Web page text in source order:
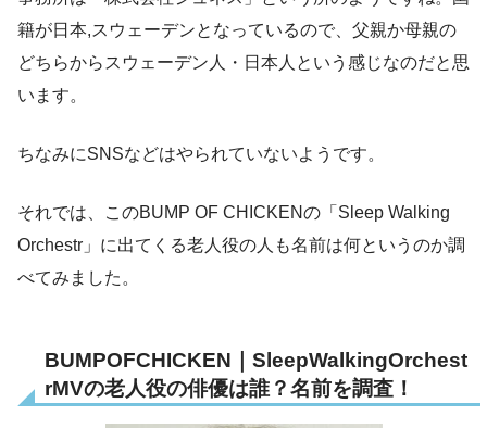
籍が日本,スウェーデンとなっているので、父親か母親の
どちらからスウェーデン人・日本人という感じなのだと思
います。
ちなみにSNSなどはやられていないようです。
それでは、このBUMP OF CHICKENの「Sleep Walking
Orchestr」に出てくる老人役の人も名前は何というのか調
べてみました。
BUMPOFCHICKEN｜SleepWalkingOrchest
rMVの老人役の俳優は誰？名前を調査！